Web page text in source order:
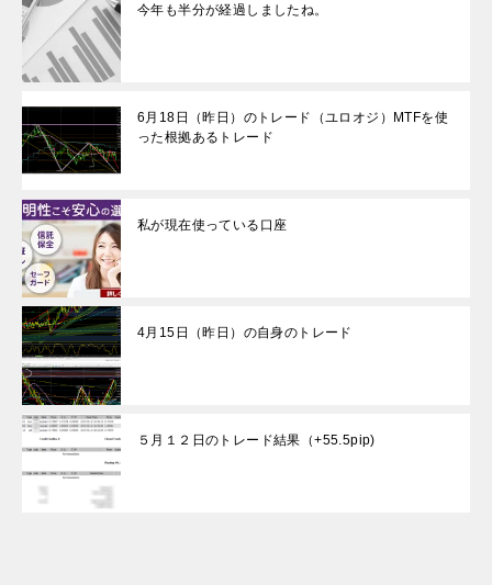
今年も半分が経過しましたね。
6月18日（昨日）のトレード（ユロオジ）MTFを使
った根拠あるトレード
私が現在使っている口座
4月15日（昨日）の自身のトレード
５月１２日のトレード結果（+55.5pip)